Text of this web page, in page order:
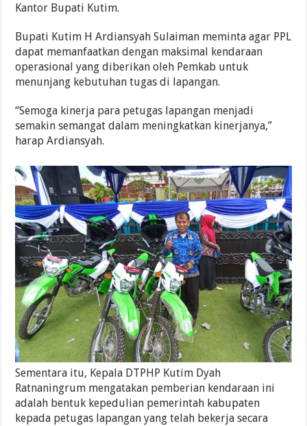
Kantor Bupati Kutim.
Bupati Kutim H Ardiansyah Sulaiman meminta agar PPL
dapat memanfaatkan dengan maksimal kendaraan
operasional yang diberikan oleh Pemkab untuk
menunjang kebutuhan tugas di lapangan.
“Semoga kinerja para petugas lapangan menjadi
semakin semangat dalam meningkatkan kinerjanya,”
harap Ardiansyah.
Sementara itu, Kepala DTPHP Kutim Dyah
Ratnaningrum mengatakan pemberian kendaraan ini
adalah bentuk kepedulian pemerintah kabupaten
kepada petugas lapangan yang telah bekerja secara